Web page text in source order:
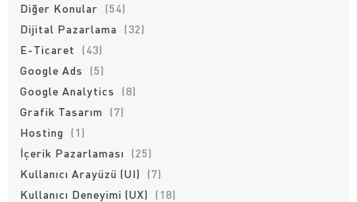
Diğer Konular (54)
Dijital Pazarlama
(32)
E-Ticaret
(43)
Google Ads
(5)
Google Analytics
(8)
Grafik Tasarım
(7)
Hosting
(1)
İçerik Pazarlaması
(25)
Kullanıcı Arayüzü (UI)
(7)
Kullanıcı Deneyimi (UX)
(18)